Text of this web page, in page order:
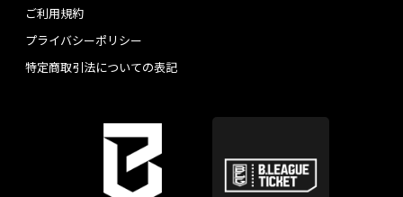
ご利用規約
プライバシーポリシー
特定商取引法についての表記